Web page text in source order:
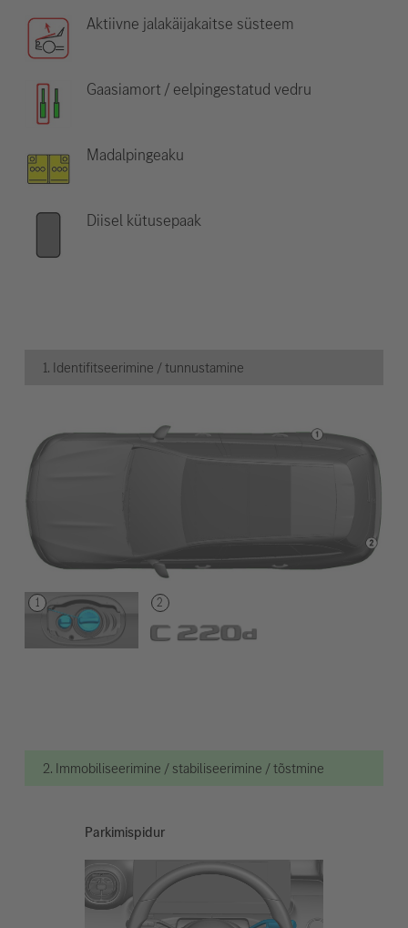
Aktiivne jalakäijakaitse süsteem
Gaasiamort / eelpingestatud vedru
Madalpingeaku
Diisel kütusepaak
1. Identifitseerimine / tunnustamine
2. Immobiliseerimine / stabiliseerimine / tõstmine
Parkimispidur